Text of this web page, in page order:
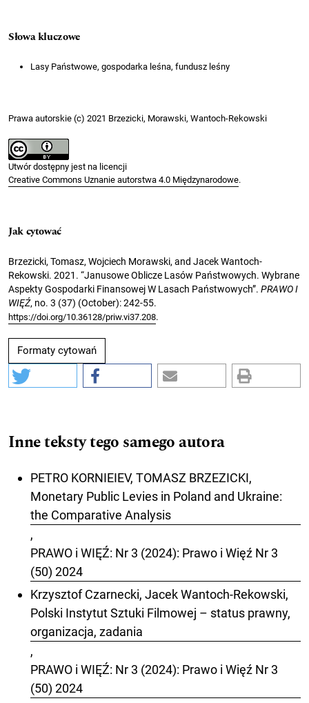
Słowa kluczowe
Lasy Państwowe, gospodarka leśna, fundusz leśny
Prawa autorskie (c) 2021 Brzezicki, Morawski, Wantoch-Rekowski
Utwór dostępny jest na licencji
Creative Commons Uznanie autorstwa 4.0 Międzynarodowe.
Jak cytować
Brzezicki, Tomasz, Wojciech Morawski, and Jacek Wantoch-
Rekowski. 2021. “Janusowe Oblicze Lasów Państwowych. Wybrane
Aspekty Gospodarki Finansowej W Lasach Państwowych”. PRAWO I
WIĘŹ, no. 3 (37) (October): 242-55.
https://doi.org/10.36128/priw.vi37.208.
Formaty cytowań
Inne teksty tego samego autora
PETRO KORNIEIEV, TOMASZ BRZEZICKI,
Monetary Public Levies in Poland and Ukraine:
the Comparative Analysis
,
PRAWO i WIĘŹ: Nr 3 (2024): Prawo i Więź Nr 3
(50) 2024
Krzysztof Czarnecki, Jacek Wantoch-Rekowski,
Polski Instytut Sztuki Filmowej – status prawny,
organizacja, zadania
,
PRAWO i WIĘŹ: Nr 3 (2024): Prawo i Więź Nr 3
(50) 2024